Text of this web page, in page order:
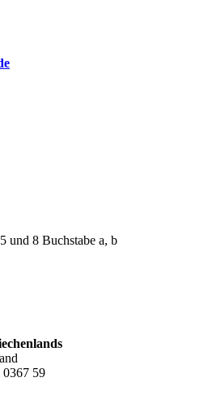
und 8 Buchstabe a, b
59